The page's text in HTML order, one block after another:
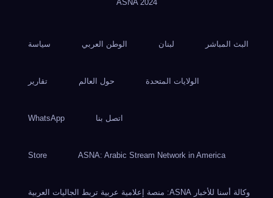
ASNA 2024
البث المباشر لبنان الوطن العربي سياسة
الولايات المتحدة حول العالم تقارير
اتصل بنا WhatsApp
ASNA: Arabic Stream Network in America
Store
وكالة أسنا للأخبار ASNA: منصة إعلامية عربية تربط الجاليات العربية